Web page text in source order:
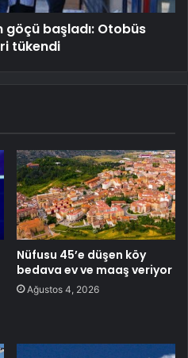
başladı: Otobüs
tükendi
Nüfusu 45’e düşen köy
bedava ev ve maaş veriyor
Ağustos 4, 2026